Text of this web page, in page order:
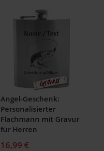
Angel-Geschenk:
Personalisierter
Flachmann mit Gravur
für Herren
16,99 €